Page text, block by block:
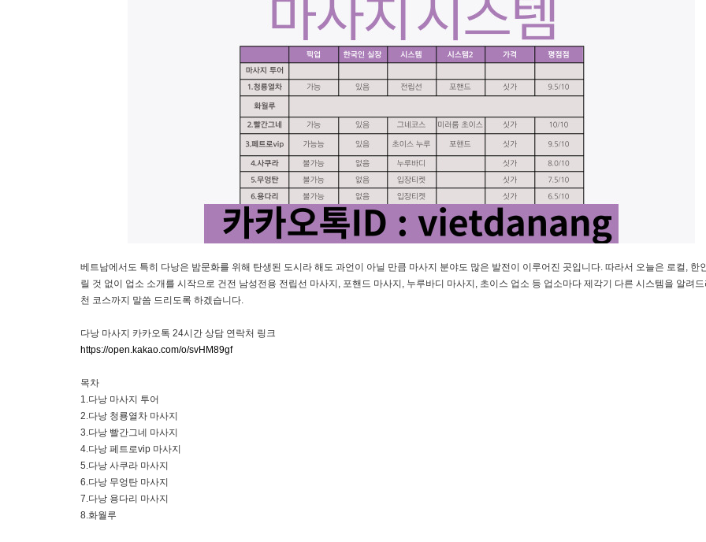
베트남에서도 특히 다낭은 밤문화를 위해 탄생된 도시라 해도 과언이 아닐 만큼 마사지 분야도 많은 발전이 이루어진 곳입니다. 따라서 오늘은 로컬, 한
릴 것 없이 업소 소개를 시작으로 건전 남성전용 전립선 마사지, 포핸드 마사지, 누루바디 마사지, 초이스 업소 등 업소마다 제각기 다른 시스템을 알려드
천 코스까지 말씀 드리도록 하겠습니다.
다낭 마사지 카카오톡 24시간 상담 연락처 링크
https://open.kakao.com/o/svHM89gf
목차
1.다낭 마사지 투어
2.다낭 청룡열차 마사지
3.다낭 빨간그네 마사지
4.다낭 페트로vip 마사지
5.다낭 사쿠라 마사지
6.다낭 무엉탄 마사지
7.다낭 용다리 마사지
8.화월루